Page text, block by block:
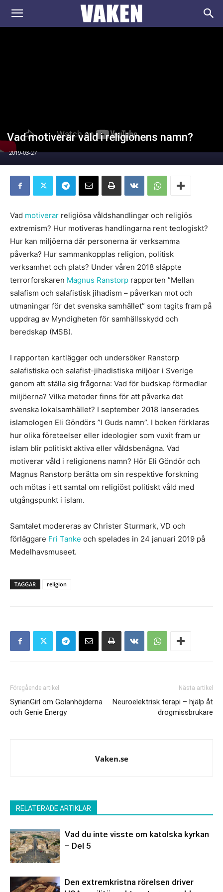
VAKEN.se
Vad motiverar våld i religionens namn?
2019-03-27
Vad motiverar religiösa våldshandlingar och religiös
extremism? Hur motiveras handlingarna rent teologiskt?
Hur kan miljöerna där personerna är verksamma
påverka? Hur sammankopplas religion, politisk
verksamhet och plats? Under våren 2018 släppte
terrorforskaren Magnus Ranstorp rapporten ”Mellan
salafism och salafistisk jihadism – påverkan mot och
utmaningar för det svenska samhället” som tagits fram på
uppdrag av Myndigheten för samhällsskydd och
beredskap (MSB).
I rapporten kartlägger och undersöker Ranstorp
salafistiska och salafist-jihadistiska miljöer i Sverige
genom att ställa sig frågorna: Vad för budskap förmedlar
miljöerna? Vilka metoder finns för att påverka det
svenska lokalsamhället? I september 2018 lanserades
islamologen Eli Göndörs ”I Guds namn”. I boken förklaras
hur olika företeelser eller ideologier som vuxit fram ur
islam blir politiskt aktiva eller våldsbenägna. Vad
motiverar våld i religionens namn? Hör Eli Göndör och
Magnus Ranstorp berätta om sin respektive forskning
och mötas i ett samtal om religiöst politiskt våld med
utgångspunkt i islam.
Samtalet modereras av Christer Sturmark, VD och
förläggare Fri Tanke och spelades in 24 januari 2019 på
Medelhavsmuseet.
TAGGAR religion
Föregående artikel
SyrianGirl om Golanhöjderna
och Genie Energy
Nästa artikel
Neuroelektrisk terapi – hjälp åt
drogmissbrukare
Vaken.se
RELATERADE ARTIKLAR
Vad du inte visste om katolska kyrkan
– Del 5
Den extremkristna rörelsen driver